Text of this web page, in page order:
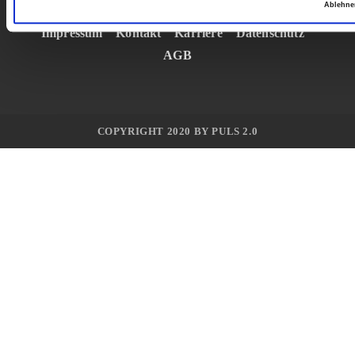
Impressum–Kontakt–Karriere–Datenschutz–
AGB
COPYRIGHT 2020 BY PULS 2.0